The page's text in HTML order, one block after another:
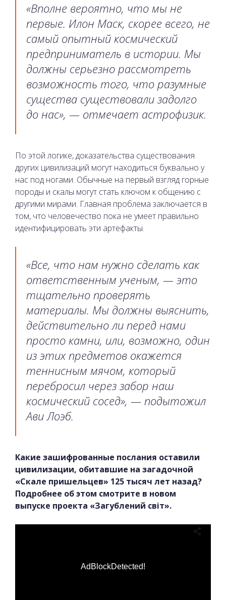
«Вполне вероятно, что мы не
первые. Илон Маск, скорее всего, не
самый опытный космический
предприниматель в истории. Мы
должны серьезно рассмотреть
возможность того, что разумные
существа существовали задолго
до нас», — отмечает астрофизик.
По этой логике, доказательства существования
других цивилизаций могут находиться буквально у
нас под ногами. Обычные на первый взгляд горные
породы и скалы могут стать ключом к общению с
другими мирами. Главная проблема заключается в
том, что человечество пока не умеет правильно
идентифицировать эти артефакты.
«Все, что нам нужно сделать как
ответственным ученым, — это
тщательно проверять
материалы. Мы должны выяснить,
действительно ли перед нами
просто камни, или, возможно, один
из этих предметов окажется
теннисным мячом, который
перебросил через забор наш
космический сосед», — подытожил
Ави Лоэб.
Какие зашифрованные послания оставили
цивилизации, обитавшие на загадочной
«Скале пришельцев» 125 тысяч лет назад?
Подробнее об этом смотрите в новом
выпуске проекта «Загублений світ».
AdBlockDetected!